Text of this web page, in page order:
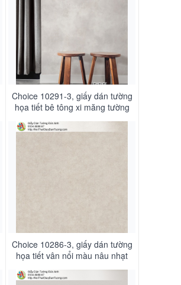
Choice 10291-3, giấy dán tường
họa tiết bê tông xi măng tường
xây tô màu xám nhạt nâu nhạt
Choice 10286-3, giấy dán tường
họa tiết vân nổi màu nâu nhạt
hiện đại